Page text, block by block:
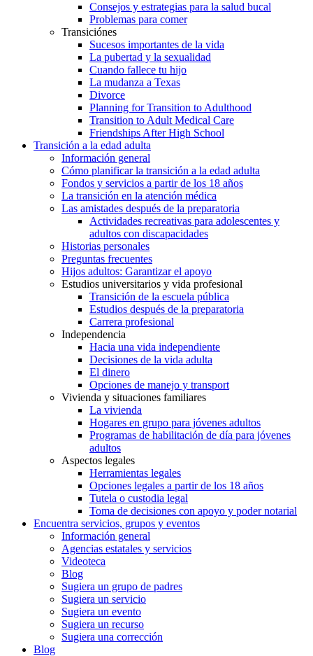
Consejos y estrategias para la salud bucal
Problemas para comer
Transiciónes
Sucesos importantes de la vida
La pubertad y la sexualidad
Cuando fallece tu hijo
La mudanza a Texas
Divorce
Planning for Transition to Adulthood
Transition to Adult Medical Care
Friendships After High School
Transición a la edad adulta
Información general
Cómo planificar la transición a la edad adulta
Fondos y servicios a partir de los 18 años
La transición en la atención médica
Las amistades después de la preparatoria
Actividades recreativas para adolescentes y
adultos con discapacidades
Historias personales
Preguntas frecuentes
Hijos adultos: Garantizar el apoyo
Estudios universitarios y vida profesional
Transición de la escuela pública
Estudios después de la preparatoria
Carrera profesional
Independencia
Hacia una vida independiente
Decisiones de la vida adulta
El dinero
Opciones de manejo y transport
Vivienda y situaciones familiares
La vivienda
Hogares en grupo para jóvenes adultos
Programas de habilitación de día para jóvenes
adultos
Aspectos legales
Herramientas legales
Opciones legales a partir de los 18 años
Tutela o custodia legal
Toma de decisiones con apoyo y poder notarial
Encuentra servicios, grupos y eventos
Información general
Agencias estatales y servicios
Videoteca
Blog
Sugiera un grupo de padres
Sugiera un servicio
Sugiera un evento
Sugiera un recurso
Sugiera una corrección
Blog